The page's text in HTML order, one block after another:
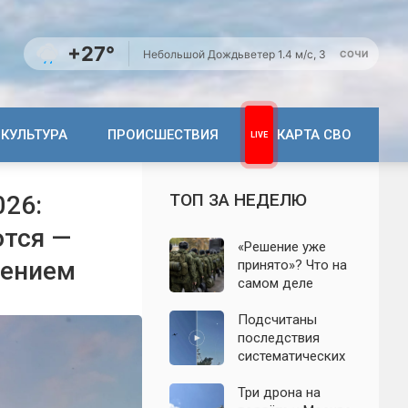
+27° Небольшой Дождьветер 1.4 м/с, З СОЧИ
КУЛЬТУРА ПРОИСШЕСТВИЯ КАРТА СВО
—
ТОП ЗА НЕДЕЛЮ
«Решение уже
принято»? Что на
самом деле
мобилизации
осенью 2026
года. Указ № 419,
канал и осенние
Подсчитаны
последствия
систематических
Ленинградскую
Три дрона на